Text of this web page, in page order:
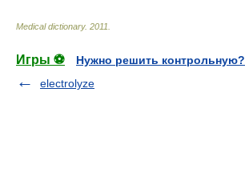
Medical dictionary. 2011
Игры ⚽
Нужно решить контрольную?
electrolyze